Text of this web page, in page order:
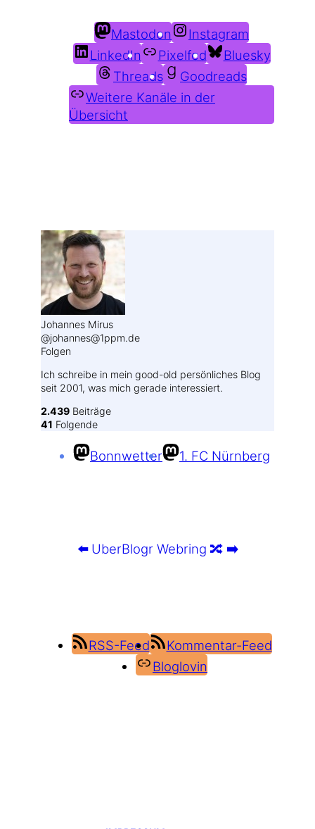
Mastodon
Instagram
LinkedIn
Pixelfed
Bluesky
Threads
Goodreads
Weitere Kanäle in der
Übersicht
Johannes Mirus
@johannes@1ppm.de
Folgen
Ich schreibe in mein good-old persönliches Blog
seit 2001, was mich gerade interessiert.
2.439 Beiträge
41 Folgende
Bonnwetter 1. FC Nürnberg
⬅️ UberBlogr Webring 🔀 ➡️
RSS-Feed
Kommentar-Feed
Bloglovin